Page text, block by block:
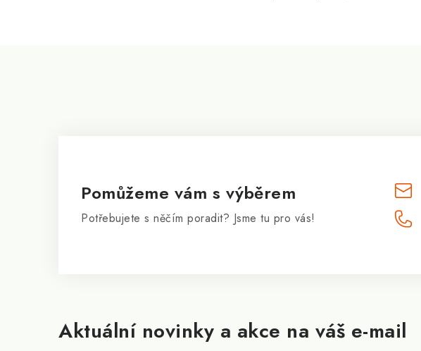
Aktuální novinky a akce na váš e-mail
Pomůžeme vám s výběrem
Potřebujete s něčím poradit? Jsme tu pro vás!